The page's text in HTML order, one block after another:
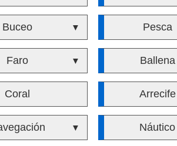
Buceo ▼ Pesca
Faro ▼ Ballena
Coral Arrecife
▼ Náutico